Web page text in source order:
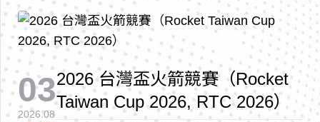
03
2026.08
2026 台灣盃火箭競賽（Rocket
Taiwan Cup 2026, RTC 2026）